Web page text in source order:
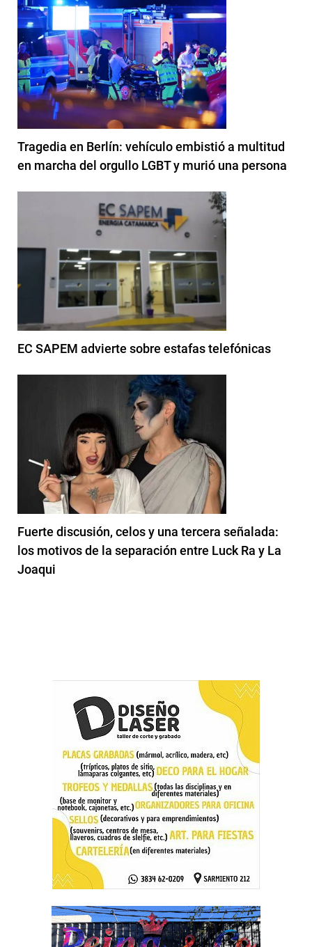
Tragedia en Berlín: vehículo embistió a multitud
en marcha del orgullo LGBT y murió una persona
EC SAPEM advierte sobre estafas telefónicas
Fuerte discusión, celos y una tercera señalada:
los motivos de la separación entre Luck Ra y La
Joaqui